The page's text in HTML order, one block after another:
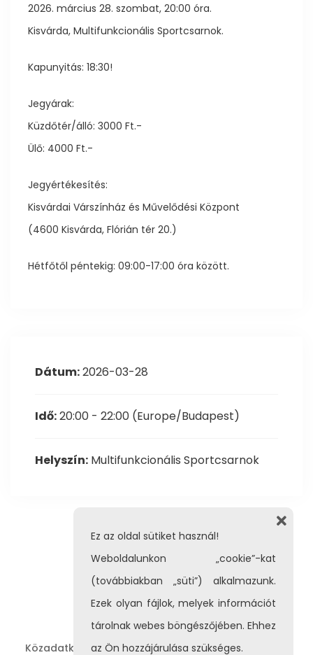
2026. március 28. szombat, 20:00 óra.
Kisvárda, Multifunkcionális Sportcsarnok.
Kapunyitás: 18:30!
Jegyárak:
Küzdőtér/álló: 3000 Ft.-
Ülő: 4000 Ft.-
Jegyértékesítés:
Kisvárdai Várszínház és Művelődési Központ
(4600 Kisvárda, Flórián tér 20.)
Hétfőtől péntekig: 09:00-17:00 óra között.
Dátum:2026-03-28
Idő:20:00 - 22:00 (Europe/Budapest)
Helyszín: Multifunkcionális Sportcsarnok
Ez az oldal sütiket használ!
Weboldalunkon „cookie”-kat
(továbbiakban „süti”) alkalmazunk.
Ezek olyan fájlok, melyek információt
tárolnak webes böngészőjében. Ehhez
az Ön hozzájárulása szükséges.
Közadatkereső|Adatvédelem|Impresszum